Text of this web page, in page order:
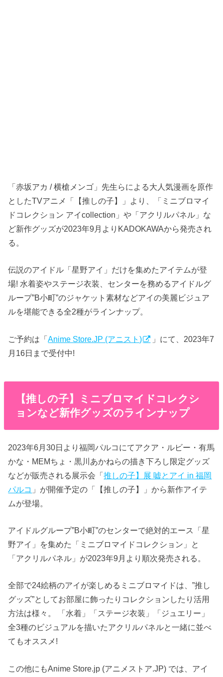
「赤坂アカ / 横槍メンゴ」先生らによる大人気漫画を原作
としたTVアニメ「【推しの子】」より、「ミニブロマイ
ドコレクション アイcollection」や「アクリルパネル」な
ど新作グッズが2023年9月よりKADOKAWAから発売され
る。
伝説のアイドル「星野アイ」だけを集めたアイテムが登
場! 水着姿やステージ衣装、センターを務めるアイドルグ
ループ”B小町”のジャケット素材などアイの美麗ビジュア
ルを堪能できる全2種がラインナップ。
ご予約は「Anime Store.JP (アニスト)
」にて、2023年7
月16日まで受付中!
【推しの子】ミニブロマイドコレクシ
ョンなど新作グッズのラインナップ
2023年6月30日より福岡パルコにてアクア・ルビー・有馬
かな・MEMちょ・黒川あかねらの描き下ろし限定グッズ
などが販売される展示会「推しの子】展 嘘とアイ in 福岡
パルコ 」が開催予定の「【推しの子】」から新作アイテ
ムが登場。
アイドルグループ”B小町”のセンターで絶対的エース「星
野アイ」を集めた「ミニブロマイドコレクション」と
「アクリルパネル」が2023年9月より順次発売される。
全部で24絵柄のアイが楽しめるミニブロマイドは、”推し
グッズ”としてお部屋に飾ったりコレクションしたり活用
方法は様々。 「水着」「ステージ衣装」「ジュエリー」
全3種のビジュアルを描いたアクリルパネルと一緒に並べ
てもオススメ!
この他にもAnime Store.jp (アニメストア.JP) では、アイ